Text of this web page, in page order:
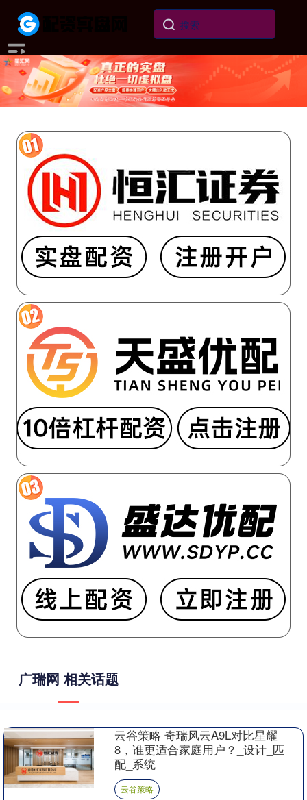
广瑞网 相关话题
云谷策略 奇瑞风云A9L对比星耀
8，谁更适合家庭用户？_设计_匹
配_系统
云谷策略